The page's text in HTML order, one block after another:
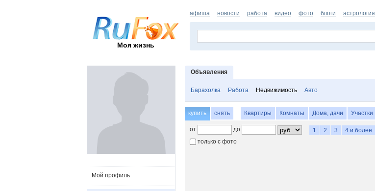
Моя жизнь
афиша новости работа видео фото блоги астрология
Объявления
Барахолка Работа Недвижимость Авто
Квартиры Комнаты Дома, дачи Участки
купить снять
от
до
только с фото
1 2 3 4 и более
Мой профиль